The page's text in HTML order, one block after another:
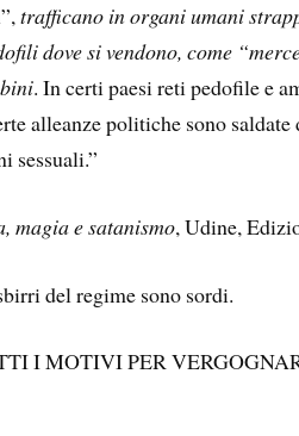
trafficano in organi umani
dove si vendono, come
. In certi paesi reti pedofile e
alleanze politiche sono saldate
sessuali.”
magia e satanismo, Udine,
del regime sono sordi.
I MOTIVI PER